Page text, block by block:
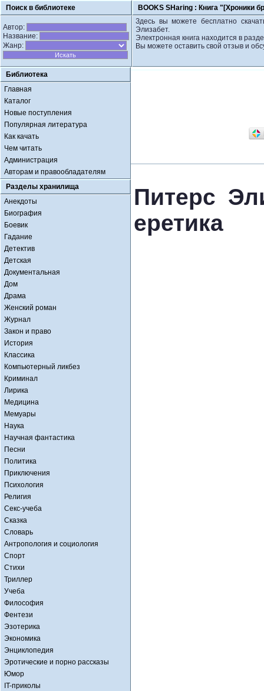
Поиск в библиотеке BOOKS SHaring : Книга "[Хроники
Автор:
Название:
Жанр:
Здесь вы можете бесплатно
Элизабет.
Электронная книга находится в
Вы можете оставить свой отзыв и
Библиотека
Главная
Каталог
Новые поступления
Популярная литература
Как качать
Чем читать
Администрация
Авторам и правообладателям
Разделы хранилища
Анекдоты
Биография
Боевик
Гадание
Детектив
Детская
Документальная
Дом
Драма
Женский роман
Журнал
Закон и право
История
Классика
Компьютерный ликбез
Криминал
Лирика
Медицина
Мемуары
Наука
Научная фантастика
Песни
Политика
Приключения
Психология
Религия
Секс-учеба
Сказка
Словарь
Антропология и социология
Спорт
Стихи
Триллер
Учеба
Философия
Фентези
Эзотерика
Экономика
Энциклопедия
Эротические и порно рассказы
Юмор
IT-приколы
Питерс
еретика